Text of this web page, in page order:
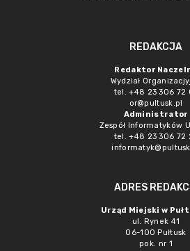
REDAKCJA
Redaktor
Wydział
tel. +48 23 306 72
or@pultusk.pl
Administrator
Zespół Informatyków
tel. +48 23 306 72
ADRES
Urząd Miejski w
ul. Rynek 41
06-100 Pułtusk
pok. nr 1